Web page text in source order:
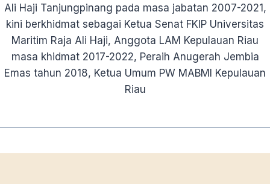
Ali Haji Tanjungpinang pada masa jabatan 2007-2021,
kini berkhidmat sebagai Ketua Senat FKIP Universitas
Maritim Raja Ali Haji, Anggota LAM Kepulauan Riau
masa khidmat 2017-2022, Peraih Anugerah Jembia
Emas tahun 2018, Ketua Umum PW MABMI Kepulauan
Riau